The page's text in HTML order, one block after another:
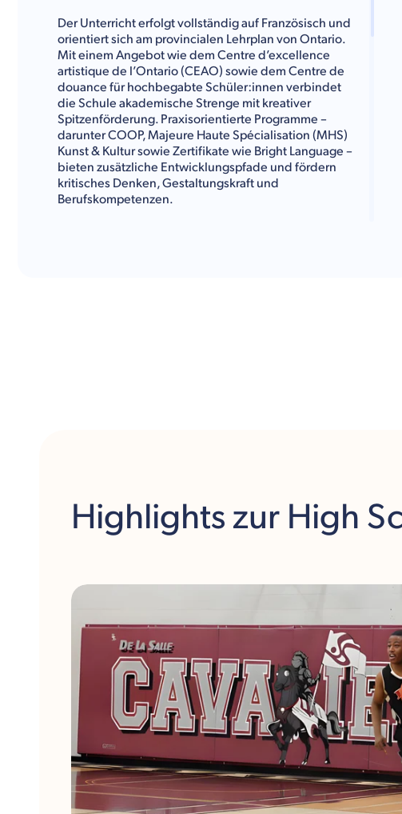
Der Unterricht erfolgt vollständig auf Französisch und
orientiert sich am provincialen Lehrplan von Ontario.
Mit einem Angebot wie dem Centre d’excellence
artistique de l’Ontario (CEAO) sowie dem Centre de
douance für hochbegabte Schüler:innen verbindet
die Schule akademische Strenge mit kreativer
Spitzenförderung. Praxisorientierte Programme –
darunter COOP, Majeure Haute Spécialisation (MHS)
Kunst & Kultur sowie Zertifikate wie Bright Language –
bieten zusätzliche Entwicklungspfade und fördern
kritisches Denken, Gestaltungskraft und
Berufskompetenzen.
Stadtgesellschaft, bietet die École secondaire
publique De la Salle eine herausragende Plattform –
ideal für junge Menschen mit Talent, Leidenschaft
Highlights zur High